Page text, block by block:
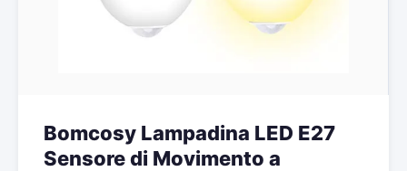
Bomcosy Lampadina LED E27
Sensore di Movimento a